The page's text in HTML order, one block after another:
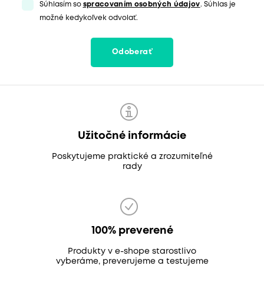
Súhlasím so spracovaním osobných údajov. Súhlas je
možné kedykoľvek odvolať.
Odoberať
Užitočné informácie
Poskytujeme praktické a zrozumiteľné
rady
100% preverené
Produkty v e-shope starostlivo
vyberáme, preverujeme a testujeme